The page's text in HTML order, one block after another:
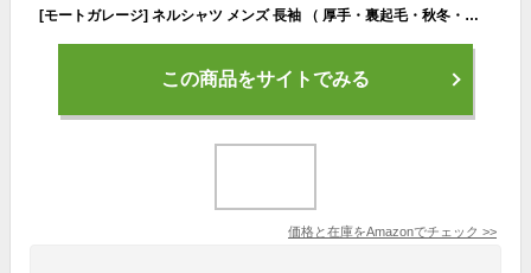
[モートガレージ] ネルシャツ メンズ 長袖 （ 厚手・裏起毛・秋冬・サイドポケット ）（Lサイズ・バッファローベージュ）
この商品をサイトでみる
価格と在庫をAmazonでチェック >>